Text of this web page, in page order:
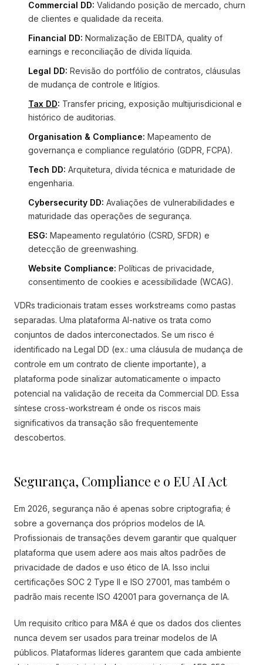
Commercial DD: Validando posição de mercado, churn
de clientes e qualidade da receita.
Financial DD: Normalização de EBITDA, quality of
earnings e reconciliação de dívida líquida.
Legal DD: Revisão do portfólio de contratos, cláusulas
de mudança de controle e litígios.
Tax DD: Transfer pricing, exposição multijurisdicional e
histórico de auditorias.
Organisation & Compliance: Mapeamento de
governança e compliance regulatório (GDPR, FCPA).
Tech DD: Arquitetura, dívida técnica e maturidade de
engenharia.
Cybersecurity DD: Avaliações de vulnerabilidades e
maturidade das operações de segurança.
ESG: Mapeamento regulatório (CSRD, SFDR) e
detecção de greenwashing.
Website Compliance: Políticas de privacidade,
consentimento de cookies e acessibilidade (WCAG).
VDRs tradicionais tratam esses workstreams como pastas
separadas. Uma plataforma AI-native os trata como
conjuntos de dados interconectados. Se um risco é
identificado na Legal DD (ex.: uma cláusula de mudança de
controle em um contrato de cliente importante), a
plataforma pode sinalizar automaticamente o impacto
potencial na validação de receita da Commercial DD. Essa
síntese cross-workstream é onde os riscos mais
significativos da transação são frequentemente
descobertos.
Segurança, Compliance e o EU AI Act
Em 2026, segurança não é apenas sobre criptografia; é
sobre a governança dos próprios modelos de IA.
Profissionais de transações devem garantir que qualquer
plataforma que usem adere aos mais altos padrões de
privacidade de dados e uso ético de IA. Isso inclui
certificações SOC 2 Type II e ISO 27001, mas também o
padrão mais recente ISO 42001 para governança de IA.
Um requisito crítico para M&A é que os dados dos clientes
nunca devem ser usados para treinar modelos de IA
públicos. Plataformas líderes garantem que cada ambiente